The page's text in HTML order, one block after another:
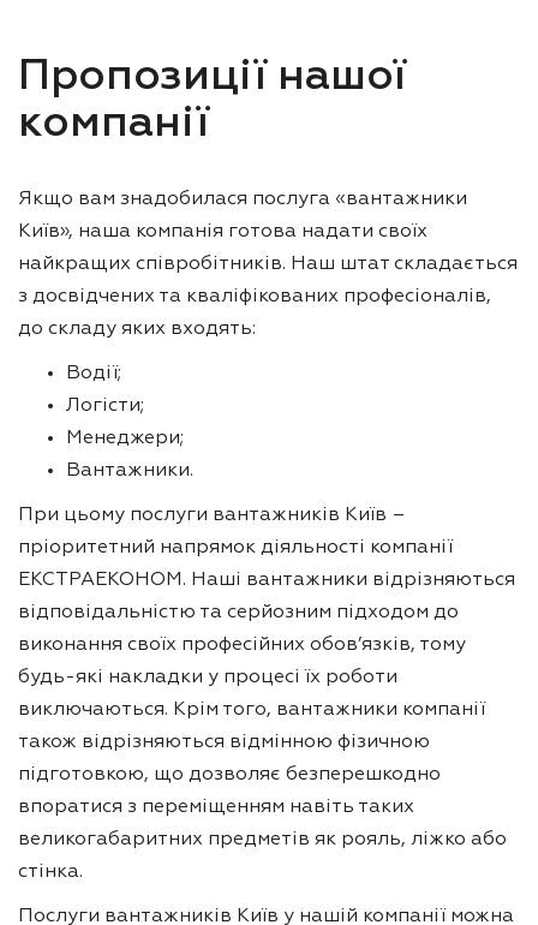
Пропозиції нашої
компанії
Якщо вам знадобилася послуга «вантажники
Київ», наша компанія готова надати своїх
найкращих співробітників. Наш штат складається
з досвідчених та кваліфікованих професіоналів,
до складу яких входять:
Водії;
Логісти;
Менеджери;
Вантажники.
При цьому послуги вантажників Київ –
пріоритетний напрямок діяльності компанії
ЕКСТРАЕКОНОМ. Наші вантажники відрізняються
відповідальністю та серйозним підходом до
виконання своїх професійних обов’язків, тому
будь-які накладки у процесі їх роботи
виключаються. Крім того, вантажники компанії
також відрізняються відмінною фізичною
підготовкою, що дозволяє безперешкодно
впоратися з переміщенням навіть таких
великогабаритних предметів як рояль, ліжко або
стінка.
Послуги вантажників Київ у нашій компанії можна